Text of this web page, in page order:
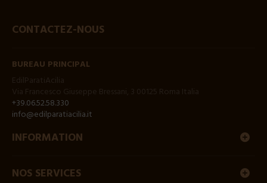
CONTACTEZ-NOUS
BUREAU PRINCIPAL
+39.06.52.58.330
info@edilparatiacilia.it
INFORMATION
NOS SERVICES